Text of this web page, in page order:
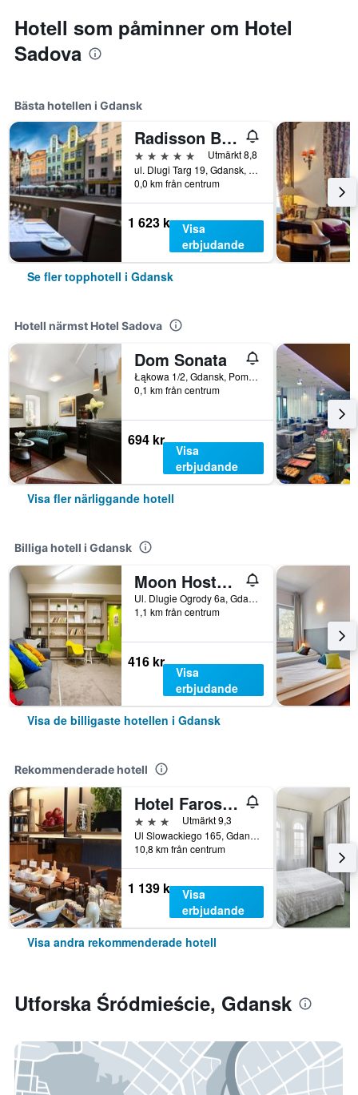
Hotell som påminner om Hotel
Sadova
Bästa hotellen i Gdansk
Radisson Blu Hotel, Gdansk
5 stjärnor
Utmärkt 8,8
ul. Dlugi Targ 19, Gdansk, Pomorze, Polen
0,0 km från centrum
1 623 kr Visa
erbjudande
Se fler topphotell i Gdansk
Hotell närmst Hotel Sadova
Dom Sonata
Łąkowa 1/2, Gdansk, Pomorze, Polen
0,1 km från centrum
694 kr
Visa
erbjudande
Visa fler närliggande hotell
Billiga hotell i Gdansk
Moon Hostel Gdansk
Ul. Dlugie Ogrody 6a, Gdansk, Pomorze, Polen
1,1 km från centrum
416 kr
Visa
erbjudande
Visa de billigaste hotellen i Gdansk
Rekommenderade hotell
Hotel Faros Gdansk Airport
3 stjärnorUtmärkt 9,3
Ul Slowackiego 165, Gdansk, Pomorze, Polen
10,8 km från centrum
1 139 kr Visa
erbjudande
Visa andra rekommenderade hotell
Utforska Śródmieście, Gdansk